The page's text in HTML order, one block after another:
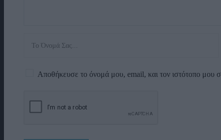
Αποθήκευσε το όνομά μου, email, και τον ιστότοπο μου